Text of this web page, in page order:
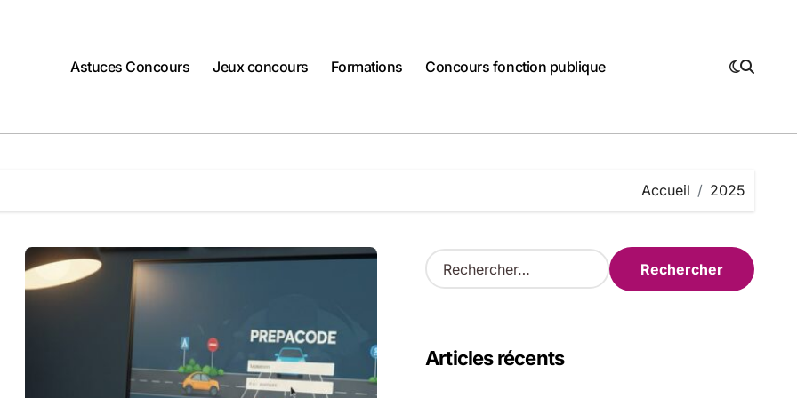
Astuces Concours
Jeux concours Formations Concours fonction publique
Accueil 2025
R
e
r
Articles récents